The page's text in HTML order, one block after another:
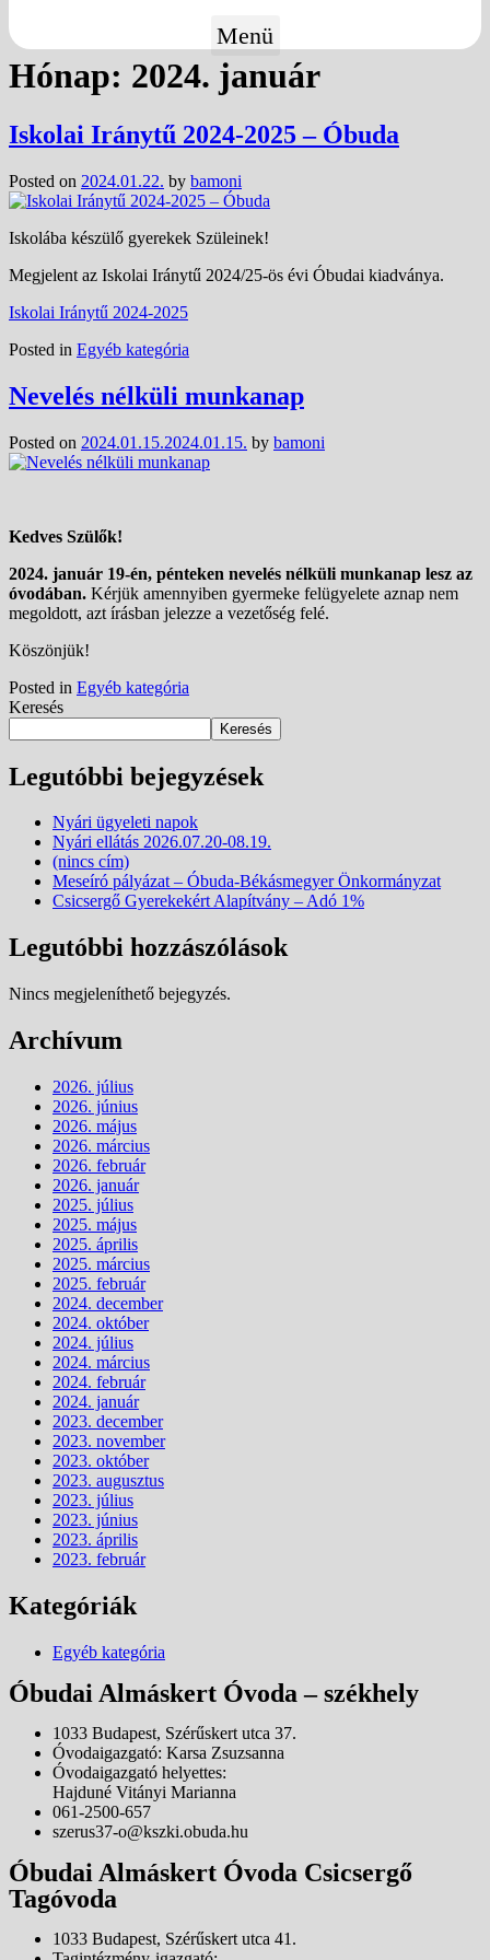
Menü
Hónap: 2024. január
Iskolai Iránytű 2024-2025 – Óbuda
Posted on 2024.01.22. by bamoni
Iskolába készülő gyerekek Szüleinek!
Megjelent az Iskolai Iránytű 2024/25-ös évi Óbudai kiadványa.
Iskolai Iránytű 2024-2025
Posted in Egyéb kategória
Nevelés nélküli munkanap
Posted on 2024.01.15.2024.01.15. by bamoni
Kedves Szülők!
2024. január 19-én, pénteken nevelés nélküli munkanap lesz az
óvodában. Kérjük amennyiben gyermeke felügyelete aznap nem
megoldott, azt írásban jelezze a vezetőség felé.
Köszönjük!
Posted in Egyéb kategória
Keresés
Keresés
Legutóbbi bejegyzések
Nyári ügyeleti napok
Nyári ellátás 2026.07.20-08.19.
(nincs cím)
Meseíró pályázat – Óbuda-Békásmegyer Önkormányzat
Csicsergő Gyerekekért Alapítvány – Adó 1%
Legutóbbi hozzászólások
Nincs megjeleníthető bejegyzés.
Archívum
2026. július
2026. június
2026. május
2026. március
2026. február
2026. január
2025. július
2025. május
2025. április
2025. március
2025. február
2024. december
2024. október
2024. július
2024. március
2024. február
2024. január
2023. december
2023. november
2023. október
2023. augusztus
2023. július
2023. június
2023. április
2023. február
Kategóriák
Egyéb kategória
Óbudai Almáskert Óvoda – székhely
1033 Budapest, Szérűskert utca 37.
Óvodaigazgató: Karsa Zsuzsanna
Óvodaigazgató helyettes:
Hajduné Vitányi Marianna
061-2500-657
szerus37-o@kszki.obuda.hu
Óbudai Almáskert Óvoda Csicsergő
Tagóvoda
1033 Budapest, Szérűskert utca 41.